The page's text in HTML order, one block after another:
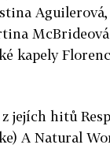
kapely
jejích hitů
A Natural